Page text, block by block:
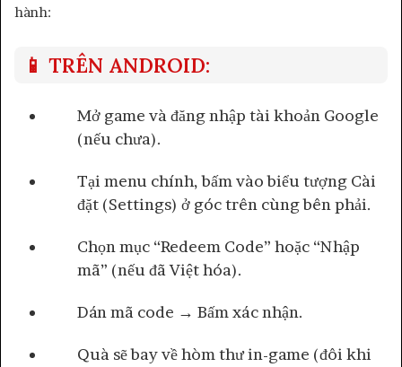
hành:
📱 TRÊN ANDROID:
Mở game và đăng nhập tài khoản Google
(nếu chưa).
Tại menu chính, bấm vào biểu tượng Cài
đặt (Settings) ở góc trên cùng bên phải.
Chọn mục “Redeem Code” hoặc “Nhập
mã” (nếu đã Việt hóa).
Dán mã code → Bấm xác nhận.
Quà sẽ bay về hòm thư in-game (đôi khi